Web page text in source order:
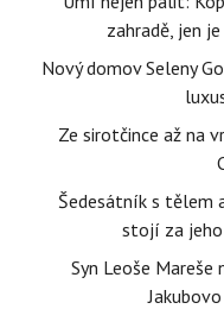
zahradě, jen
Nový domov Seleny
Ze sirotčince až na
Šedesátník s tělem
stojí za
Syn Leoše